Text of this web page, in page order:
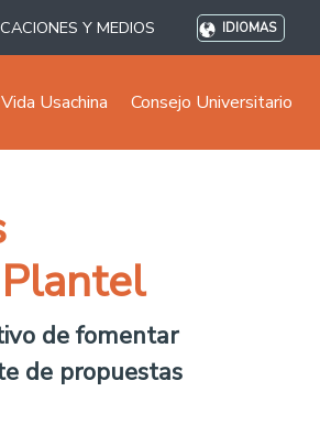
Y MEDIOS IDIOMAS
Vida Usachina Consejo Universitario
de fomentar
de propuestas